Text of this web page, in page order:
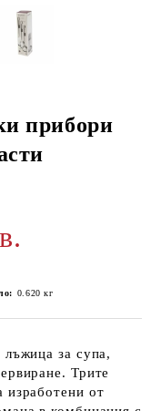
прибори
0.620 кг
лъжица за супа,
Трите
изработени от